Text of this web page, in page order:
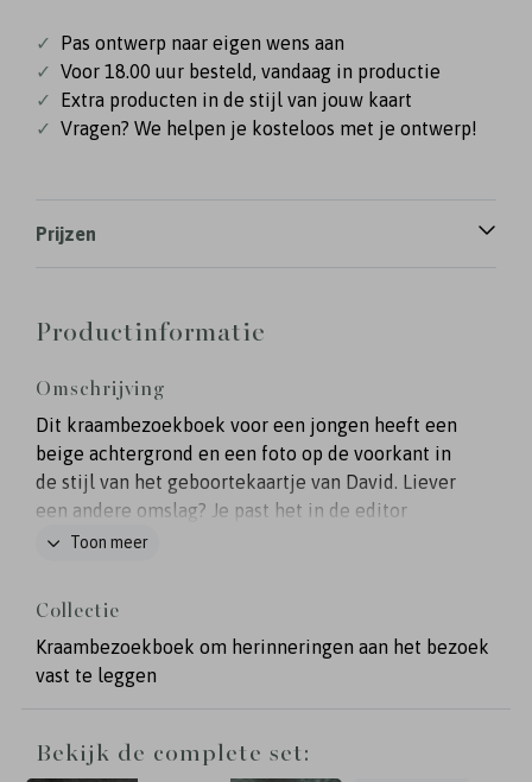
✓
Pas ontwerp naar eigen wens aan
✓ Voor 18.00 uur besteld, vandaag in productie
✓
Extra producten in de stijl van jouw kaart
✓ Vragen? We helpen je kosteloos met je ontwerp!
Prijzen
Productinformatie
Omschrijving
Dit kraambezoekboek voor een jongen heeft een
beige achtergrond en een foto op de voorkant in
de stijl van het geboortekaartje van David. Liever
een andere omslag? Je past het in de editor
helemaal naar wens aan. Het kraambezoekboek is
te vullen is er genoeg plek voor het kraambezoek
om een lieve boodschap achter te laten.
Toon meer
Collectie
Kraambezoekboek om herinneringen aan het bezoek
vast te leggen
Bekijk de complete set: